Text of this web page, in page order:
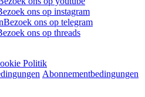
ons op instagram
Bezoek ons op telegram
ons op threads
Politik
Abonnementbedingungen